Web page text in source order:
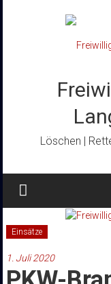
Löschen |
Einsätze
1. Juli 2020